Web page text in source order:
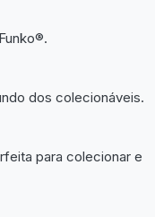
dos colecionáveis.
para colecionar e